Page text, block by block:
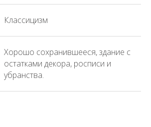
Классицизм
Хорошо сохранившееся, здание с
остатками декора, росписи и
убранства.